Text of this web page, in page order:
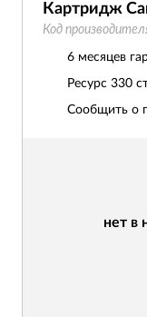
нет в
Картридж
Код
6 месяцев
Ресурс 330
Сообщить о